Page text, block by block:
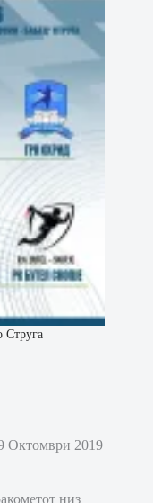
Струга
Октомври 2019
низ